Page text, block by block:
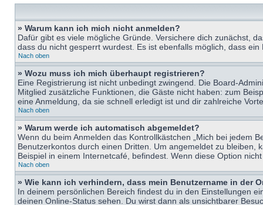
» Warum kann ich mich nicht anmelden?
Dafür gibt es viele mögliche Gründe. Versichere dich zunächst,
dass du nicht gesperrt wurdest. Es ist ebenfalls möglich, dass
Nach oben
» Wozu muss ich mich überhaupt registrieren?
Eine Registrierung ist nicht unbedingt zwingend. Die Board-
Mitglied zusätzliche Funktionen, die Gäste nicht haben: zum
eine Anmeldung, da sie schnell erledigt ist und dir zahlreiche
Nach oben
» Warum werde ich automatisch abgemeldet?
Wenn du beim Anmelden das Kontrollkästchen „Mich bei jedem
Benutzerkontos durch einen Dritten. Um angemeldet zu bleiben,
Beispiel in einem Internetcafé, befindest. Wenn diese Option
Nach oben
» Wie kann ich verhindern, dass mein Benutzername in der
In deinem persönlichen Bereich findest du in den Einstellungen
deinen Online-Status sehen. Du wirst dann als unsichtbarer